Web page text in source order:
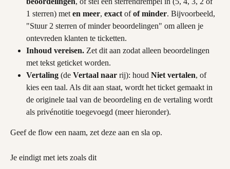
1 sterren) met en meer, exact of of minder. Bijvoorbeeld,
"Stuur 2 sterren of minder beoordelingen" om alleen je
ontevreden klanten te ticketten.
Inhoud vereisen. Zet dit aan zodat alleen beoordelingen
met tekst geticket worden.
Vertaling (de Vertaal naar rij): houd Niet vertalen, of
kies een taal. Als dit aan staat, wordt het ticket gemaakt in
de originele taal van de beoordeling en de vertaling wordt
als privénotitie toegevoegd (meer hieronder).
Geef de flow een naam, zet deze aan en sla op.
Je eindigt met iets zoals dit